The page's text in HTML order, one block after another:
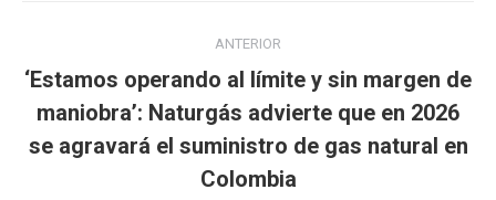
entre
publicaciones
ANTERIOR
Publicación
anterior:
‘Estamos operando al límite y sin margen de
maniobra’: Naturgás advierte que en 2026
se agravará el suministro de gas natural en
Colombia